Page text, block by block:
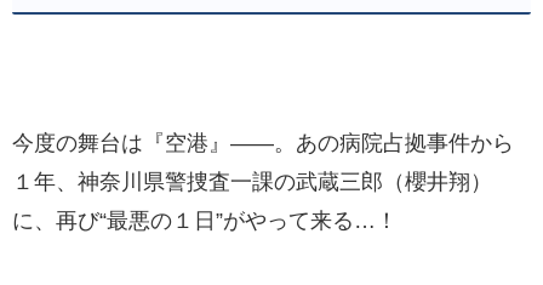
今度の舞台は『空港』――。あの病院占拠事件から
１年、神奈川県警捜査一課の武蔵三郎（櫻井翔）
に、再び“最悪の１日”がやって来る…！